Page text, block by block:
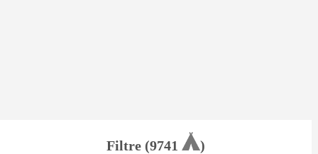
Filtre (9741
)